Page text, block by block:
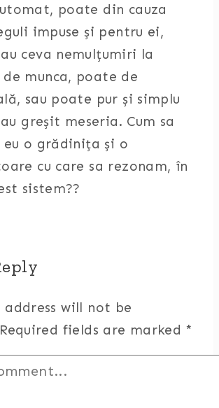
poate din cauza
impuse și pentru ei,
ceva nemulțumiri la
de munca, poate de
sau poate pur și simplu
greșit meseria. Cum sa
eu o grădinița și o
cu care sa rezonam, în
sistem??
address will not be
Required fields are marked *